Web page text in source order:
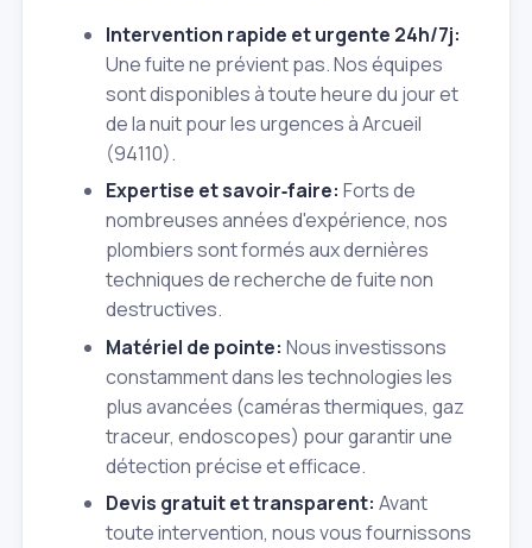
Intervention rapide et urgente 24h/7j:
Une fuite ne prévient pas. Nos équipes
sont disponibles à toute heure du jour et
de la nuit pour les urgences à Arcueil
(94110).
Expertise et savoir‑faire: Forts de
nombreuses années d'expérience, nos
plombiers sont formés aux dernières
techniques de recherche de fuite non
destructives.
Matériel de pointe: Nous investissons
constamment dans les technologies les
plus avancées (caméras thermiques, gaz
traceur, endoscopes) pour garantir une
détection précise et efficace.
Devis gratuit et transparent: Avant
toute intervention, nous vous fournissons